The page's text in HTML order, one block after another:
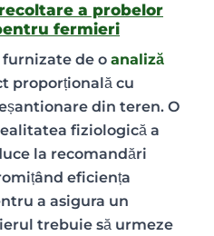
a probelor
fermieri
de o analiză
proporțională cu
din teren. O
fiziologică a
la recomandări
eficiența
a asigura un
trebuie să urmeze